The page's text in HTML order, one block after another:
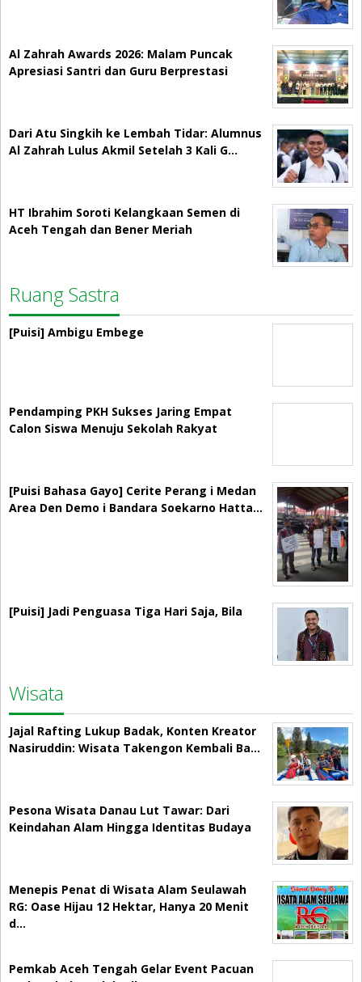
Al Zahrah Awards 2026: Malam Puncak
Apresiasi Santri dan Guru Berprestasi
Dari Atu Singkih ke Lembah Tidar: Alumnus
Al Zahrah Lulus Akmil Setelah 3 Kali G…
HT Ibrahim Soroti Kelangkaan Semen di
Aceh Tengah dan Bener Meriah
Ruang Sastra
[Puisi] Ambigu Embege
Pendamping PKH Sukses Jaring Empat
Calon Siswa Menuju Sekolah Rakyat
[Puisi Bahasa Gayo] Cerite Perang i Medan
Area Den Demo i Bandara Soekarno Hatta…
[Puisi] Jadi Penguasa Tiga Hari Saja, Bila
Wisata
Jajal Rafting Lukup Badak, Konten Kreator
Nasiruddin: Wisata Takengon Kembali Ba…
Pesona Wisata Danau Lut Tawar: Dari
Keindahan Alam Hingga Identitas Budaya
Menepis Penat di Wisata Alam Seulawah
RG: Oase Hijau 12 Hektar, Hanya 20 Menit
d…
Pemkab Aceh Tengah Gelar Event Pacuan